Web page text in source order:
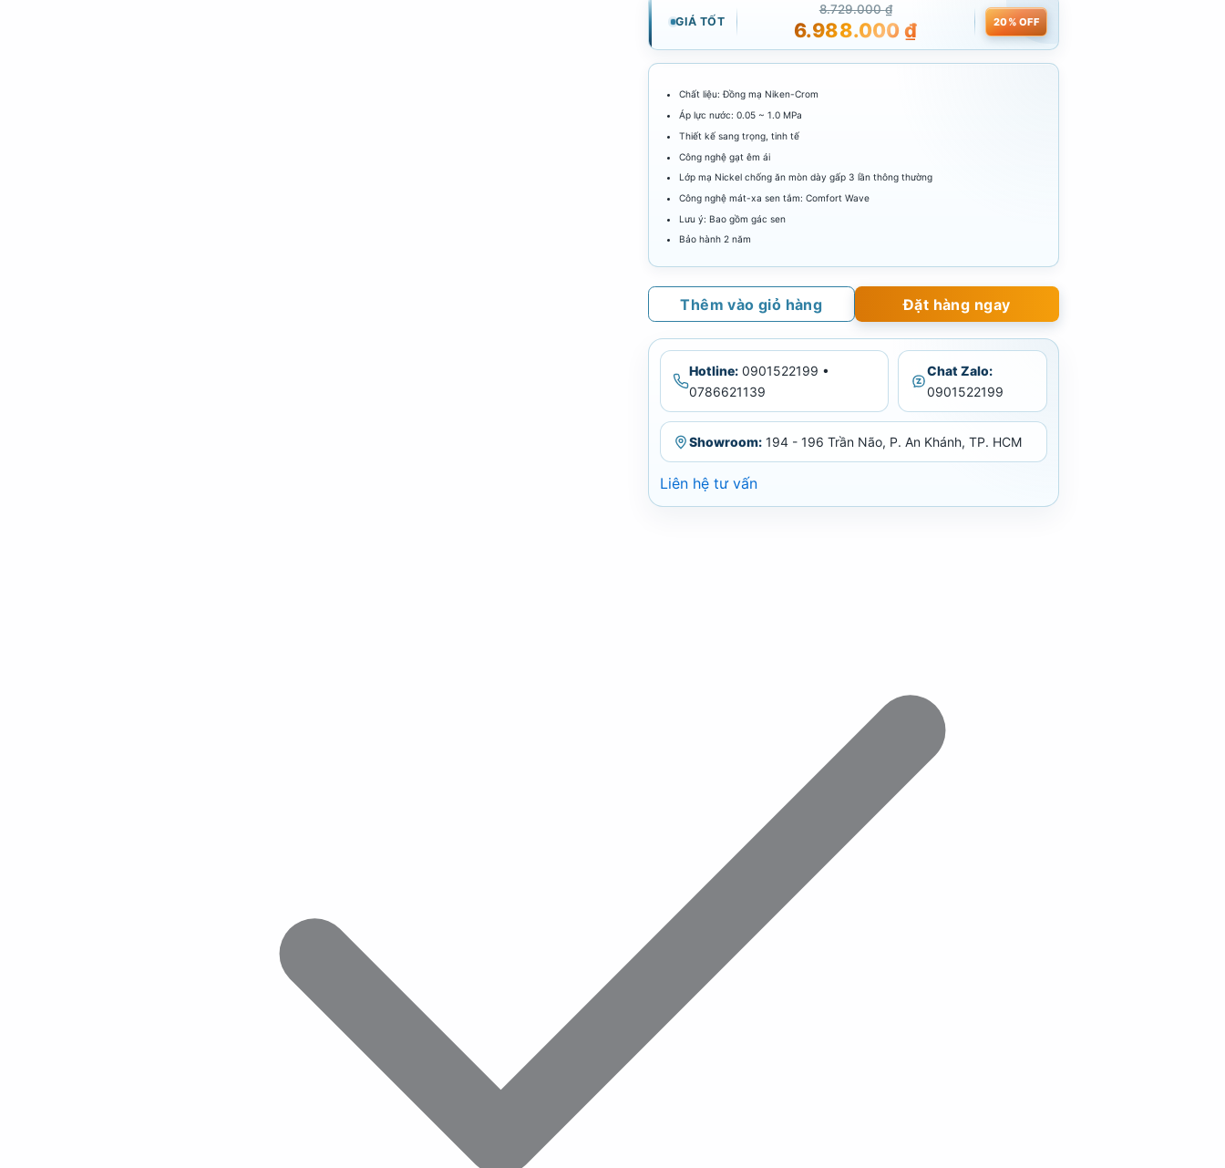
GIÁ TỐT
8.729.000₫
6.988.000₫ 20% OFF
Chất liệu: Đồng mạ Niken-Crom
Áp lực nước: 0.05 ~ 1.0 MPa
Thiết kế sang trọng, tinh tế
Công nghệ gạt êm ái
Lớp mạ Nickel chống ăn mòn dày gấp 3 lần thông thường
Công nghệ mát-xa sen tắm: Comfort Wave
Lưu ý: Bao gồm gác sen
Bảo hành 2 năm
Thêm vào giỏ hàng Đặt hàng ngay
Hotline: 0901522199 •
0786621139
Chat Zalo:
0901522199
Showroom: 194 - 196 Trần Não, P. An Khánh, TP. HCM
Liên hệ tư vấn